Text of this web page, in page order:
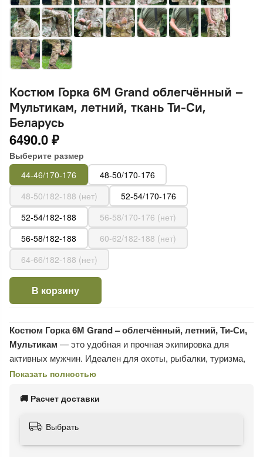
Костюм Горка 6М Grand облегчённый –
Мультикам, летний, ткань Ти-Си,
Беларусь
6490.0 ₽
Выберите размер
44-46/170-176
48-50/170-176
48-50/182-188 (нет)
52-54/170-176
52-54/182-188
56-58/170-176 (нет)
56-58/182-188
60-62/182-188 (нет)
64-66/182-188 (нет)
В корзину
Костюм Горка 6М Grand – облегчённый, летний, Ти-Си,
Мультикам — это удобная и прочная экипировка для
активных мужчин. Идеален для охоты, рыбалки, туризма,
страйкбола, а также повседневной носки в жаркую погоду.
Выполнен из лёгкой, дышащей и прочной ткани
обеспечивающее комфорт даже при длительном ношении.
Особенности костюма:
Показать полностью
🚚 Расчет доставки
Выбрать